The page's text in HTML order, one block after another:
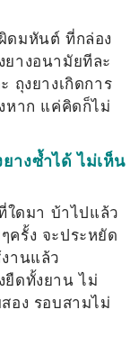
ดมหันต์ ที่กล่อง
างอนามัยทีละ
ถุงยางเกิดการ
หาก แค่คิดก็ไม่
างซ้ำได้ ไม่เห็น
ใดมา บ้าไปแล้ว
ครั้ง จะประหยัด
านแล้ว
ยืดทั้งยาน ไม่
อง รอบสามไม่